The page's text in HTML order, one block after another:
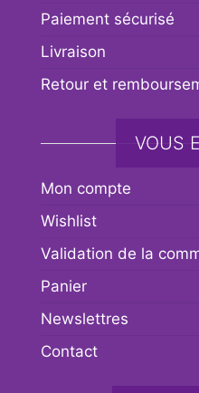
Paiement sécurisé
Livraison
Retour et
VOUS
Mon compte
Wishlist
Validation de la
Panier
Newslettres
Contact